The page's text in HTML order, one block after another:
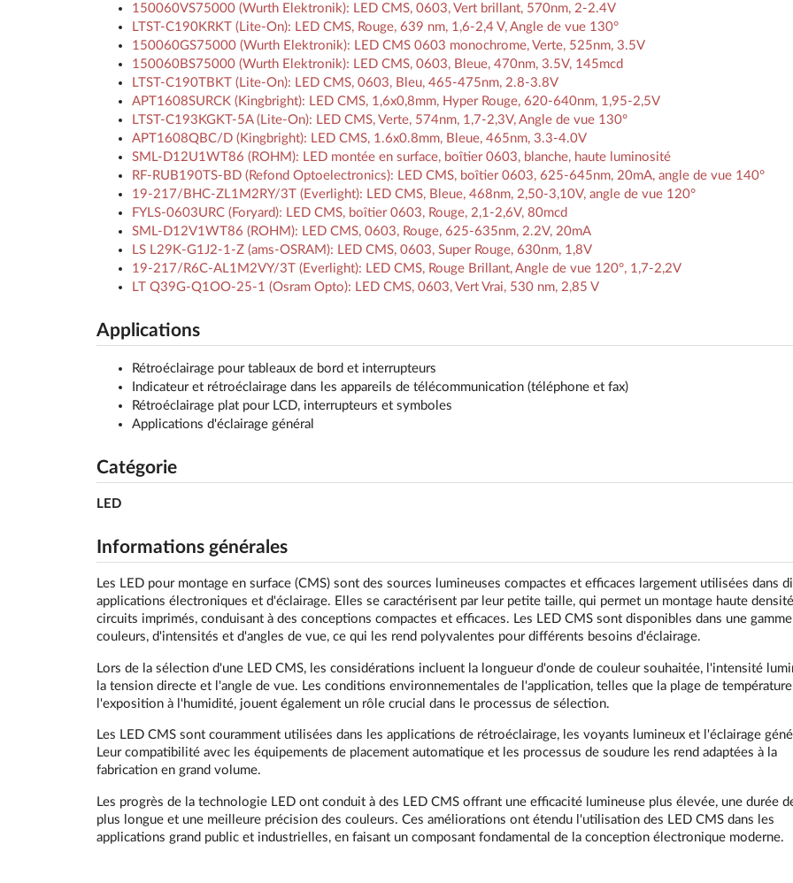
150060VS75000 (Wurth Elektronik): LED CMS, 0603, Vert brillant, 570nm, 2-2.4V
LTST-C190KRKT (Lite-On): LED CMS, Rouge, 639 nm, 1,6-2,4 V, Angle de vue 130°
150060GS75000 (Wurth Elektronik): LED CMS 0603 monochrome, Verte, 525nm, 3.5V
150060BS75000 (Wurth Elektronik): LED CMS, 0603, Bleue, 470nm, 3.5V, 145mcd
LTST-C190TBKT (Lite-On): LED CMS, 0603, Bleu, 465-475nm, 2.8-3.8V
APT1608SURCK (Kingbright): LED CMS, 1,6x0,8mm, Hyper Rouge, 620-640nm, 1,95-2,5V
LTST-C193KGKT-5A (Lite-On): LED CMS, Verte, 574nm, 1,7-2,3V, Angle de vue 130°
APT1608QBC/D (Kingbright): LED CMS, 1.6x0.8mm, Bleue, 465nm, 3.3-4.0V
SML-D12U1WT86 (ROHM): LED montée en surface, boîtier 0603, blanche, haute luminosité
RF-RUB190TS-BD (Refond Optoelectronics): LED CMS, boîtier 0603, 625-645nm, 20mA, angle de vue 140°
19-217/BHC-ZL1M2RY/3T (Everlight): LED CMS, Bleue, 468nm, 2,50-3,10V, angle de vue 120°
FYLS-0603URC (Foryard): LED CMS, boîtier 0603, Rouge, 2,1-2,6V, 80mcd
SML-D12V1WT86 (ROHM): LED CMS, 0603, Rouge, 625-635nm, 2.2V, 20mA
LS L29K-G1J2-1-Z (ams-OSRAM): LED CMS, 0603, Super Rouge, 630nm, 1,8V
19-217/R6C-AL1M2VY/3T (Everlight): LED CMS, Rouge Brillant, Angle de vue 120°, 1,7-2,2V
LT Q39G-Q1OO-25-1 (Osram Opto): LED CMS, 0603, Vert Vrai, 530 nm, 2,85 V
Applications
Rétroéclairage pour tableaux de bord et interrupteurs
Indicateur et rétroéclairage dans les appareils de télécommunication (téléphone et fax)
Rétroéclairage plat pour LCD, interrupteurs et symboles
Applications d'éclairage général
Catégorie
LED
Informations générales
Les LED pour montage en surface (CMS) sont des sources lumineuses compactes et efficaces largement utilisées dans
applications électroniques et d'éclairage. Elles se caractérisent par leur petite taille, qui permet un montage haute
circuits imprimés, conduisant à des conceptions compactes et efficaces. Les LED CMS sont disponibles dans une
couleurs, d'intensités et d'angles de vue, ce qui les rend polyvalentes pour différents besoins d'éclairage.
Lors de la sélection d'une LED CMS, les considérations incluent la longueur d'onde de couleur souhaitée, l'intensité
la tension directe et l'angle de vue. Les conditions environnementales de l'application, telles que la plage de
l'exposition à l'humidité, jouent également un rôle crucial dans le processus de sélection.
Les LED CMS sont couramment utilisées dans les applications de rétroéclairage, les voyants lumineux et l'éclairage
Leur compatibilité avec les équipements de placement automatique et les processus de soudure les rend adaptées à la
fabrication en grand volume.
Les progrès de la technologie LED ont conduit à des LED CMS offrant une efficacité lumineuse plus élevée, une durée
plus longue et une meilleure précision des couleurs. Ces améliorations ont étendu l'utilisation des LED CMS dans les
applications grand public et industrielles, en faisant un composant fondamental de la conception électronique moderne.